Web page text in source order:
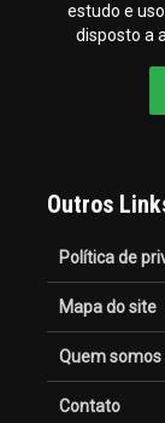
estudo e
disposto a
Outros
Política de
Mapa do site
Quem somos
Contato